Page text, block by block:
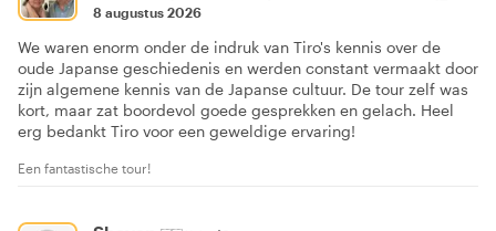
8 augustus 2026
We waren enorm onder de indruk van Tiro's kennis over de
oude Japanse geschiedenis en werden constant vermaakt door
zijn algemene kennis van de Japanse cultuur. De tour zelf was
kort, maar zat boordevol goede gesprekken en gelach. Heel
erg bedankt Tiro voor een geweldige ervaring!
Een fantastische tour!